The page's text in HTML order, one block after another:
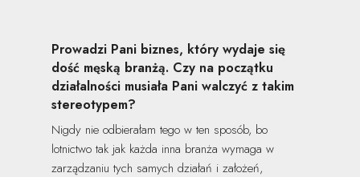
Prowadzi Pani biznes, który wydaje się
dość męską branżą. Czy na początku
działalności musiała Pani walczyć z takim
stereotypem?
Nigdy nie odbierałam tego w ten sposób, bo
lotnictwo tak jak każda inna branża wymaga w
zarządzaniu tych samych działań i założeń,